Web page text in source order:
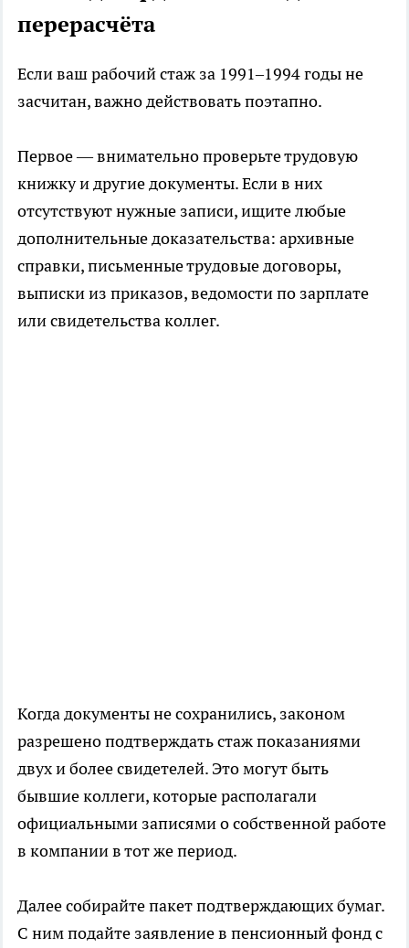
перерасчёта
Если ваш рабочий стаж за 1991–1994 годы не
засчитан, важно действовать поэтапно.
Первое — внимательно проверьте трудовую
книжку и другие документы. Если в них
отсутствуют нужные записи, ищите любые
дополнительные доказательства: архивные
справки, письменные трудовые договоры,
выписки из приказов, ведомости по зарплате
или свидетельства коллег.
Когда документы не сохранились, законом
разрешено подтверждать стаж показаниями
двух и более свидетелей. Это могут быть
бывшие коллеги, которые располагали
официальными записями о собственной работе
в компании в тот же период.
Далее собирайте пакет подтверждающих бумаг.
С ним подайте заявление в пенсионный фонд с